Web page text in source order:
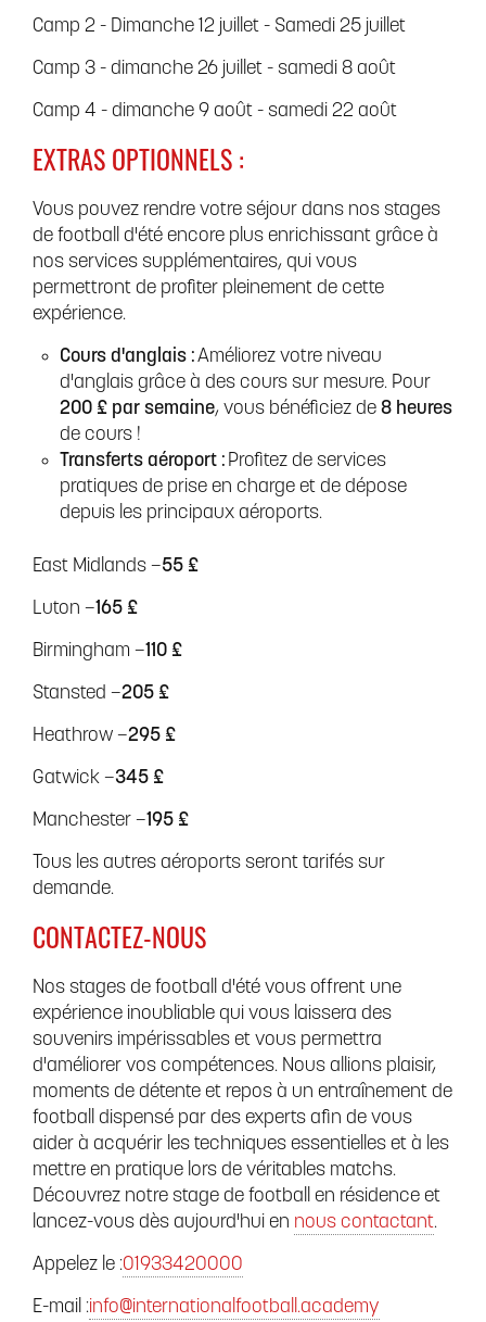
Camp 2 - Dimanche 12 juillet - Samedi 25 juillet
Camp 3 - dimanche 26 juillet - samedi 8 août
Camp 4 - dimanche 9 août - samedi 22 août
EXTRAS OPTIONNELS :
Vous pouvez rendre votre séjour dans nos stages
de football d'été encore plus enrichissant grâce à
nos services supplémentaires, qui vous
permettront de profiter pleinement de cette
expérience.
Cours d'anglais :Améliorez votre niveau
d'anglais grâce à des cours sur mesure. Pour
200 £ par semaine, vous bénéficiez de 8 heures
de cours !
Transferts aéroport : Profitez de services
pratiques de prise en charge et de dépose
depuis les principaux aéroports.
East Midlands –55 £
Luton –165 £
Birmingham –110 £
Stansted –205 £
Heathrow –295 £
Gatwick –345 £
Manchester –195 £
Tous les autres aéroports seront tarifés sur
demande.
CONTACTEZ-NOUS
Nos stages de football d'été vous offrent une
expérience inoubliable qui vous laissera des
souvenirs impérissables et vous permettra
d'améliorer vos compétences. Nous allions plaisir,
moments de détente et repos à un entraînement de
football dispensé par des experts afin de vous
aider à acquérir les techniques essentielles et à les
mettre en pratique lors de véritables matchs.
Découvrez notre stage de football en résidence et
lancez-vous dès aujourd'hui en nous contactant.
Appelez le :01933420000
E-mail :info@internationalfootball.academy